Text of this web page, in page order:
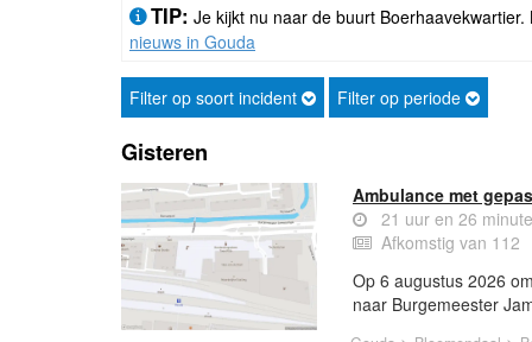
TIP: Je kijkt nu naar de buurt
nieuws in Gouda
Filter op soort incident Filter op periode
Gisteren
Ambulance met
21 uur en 26
Afkomstig van 112
Op 6 augustus 2026
naar Burgemeester